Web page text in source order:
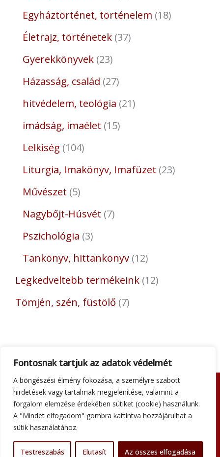
Fontosnak tartjuk az adatok védelmét
A böngészési élmény fokozása, a személyre szabott
hirdetések vagy tartalmak megjelenítése, valamint a
forgalom elemzése érdekében sütiket (cookie) használunk.
A "Mindet elfogadom" gombra kattintva hozzájárulhat a
sütik használatához.
Testreszabás Elutasít Az összes elfogadása
Egyháztörténet, történelem 18
Életrajz, történetek 37
Gyerekkönyvek 23
Házasság, család 27
hitvédelem, teológia 21
imádság, imaélet 15
Lelkiség 104
Liturgia, Imakönyv, Imafüzet 23
Művészet 5
Nagybőjt-Húsvét 7
Pszichológia 3
Tankönyv, hittankönyv 12
Legkedveltebb termékeink 12
Tömjén, szén, füstölő 7
Adatkezelési tájékoztató
Általános szerződési feltételek
Kapcsolat